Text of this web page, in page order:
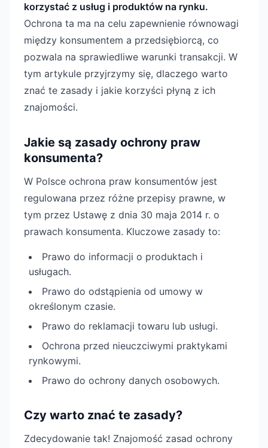
korzystać z usług i produktów na rynku.
Ochrona ta ma na celu zapewnienie równowagi
między konsumentem a przedsiębiorcą, co
pozwala na sprawiedliwe warunki transakcji. W
tym artykule przyjrzymy się, dlaczego warto
znać te zasady i jakie korzyści płyną z ich
znajomości.
Jakie są zasady ochrony praw
konsumenta?
W Polsce ochrona praw konsumentów jest
regulowana przez różne przepisy prawne, w
tym przez Ustawę z dnia 30 maja 2014 r. o
prawach konsumenta. Kluczowe zasady to:
Prawo do informacji o produktach i
usługach.
Prawo do odstąpienia od umowy w
określonym czasie.
Prawo do reklamacji towaru lub usługi.
Ochrona przed nieuczciwymi praktykami
rynkowymi.
Prawo do ochrony danych osobowych.
Czy warto znać te zasady?
Zdecydowanie tak! Znajomość zasad ochrony